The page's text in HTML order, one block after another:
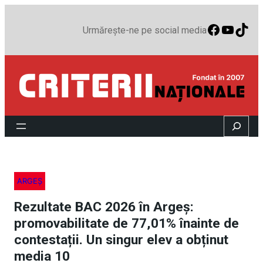
Urmărește-ne pe social media
Search
ARGEȘ
Rezultate BAC 2026 în Argeș:
promovabilitate de 77,01% înainte de
contestații. Un singur elev a obținut
media 10